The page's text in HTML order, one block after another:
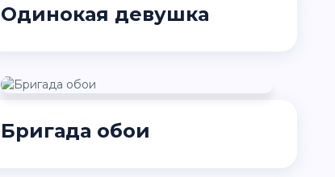
Одинокая девушка
Бригада обои